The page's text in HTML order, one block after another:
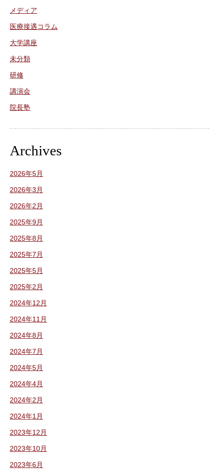
メディア
医療接遇コラム
大学講座
未分類
研修
講演会
院長塾
Archives
2026年5月
2026年3月
2026年2月
2025年9月
2025年8月
2025年7月
2025年5月
2025年2月
2024年12月
2024年11月
2024年8月
2024年7月
2024年5月
2024年4月
2024年2月
2024年1月
2023年12月
2023年10月
2023年6月